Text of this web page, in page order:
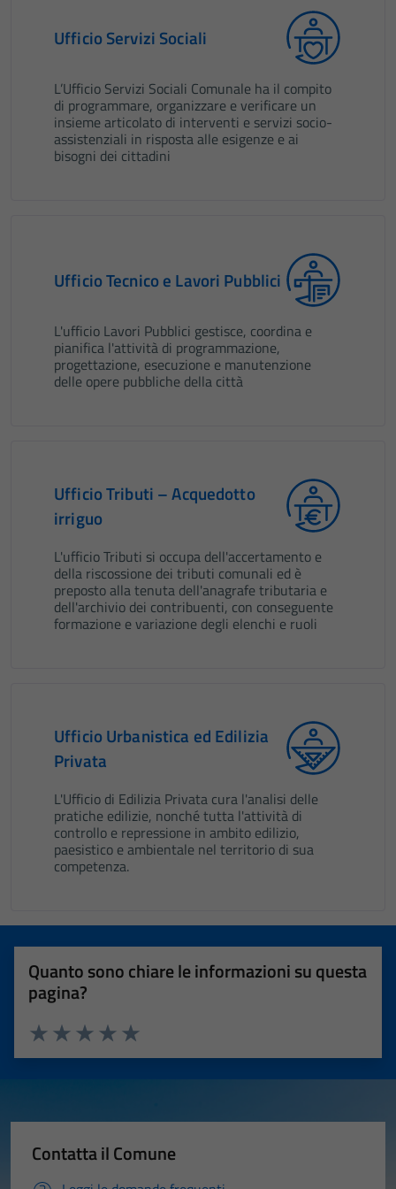
Ufficio Servizi Sociali
L’Ufficio Servizi Sociali Comunale ha il compito
di programmare, organizzare e verificare un
insieme articolato di interventi e servizi socio-
assistenziali in risposta alle esigenze e ai
bisogni dei cittadini
Ufficio Tecnico e Lavori Pubblici
L'ufficio Lavori Pubblici gestisce, coordina e
pianifica l'attività di programmazione,
progettazione, esecuzione e manutenzione
delle opere pubbliche della città
Ufficio Tributi – Acquedotto
irriguo
L'ufficio Tributi si occupa dell'accertamento e
della riscossione dei tributi comunali ed è
preposto alla tenuta dell'anagrafe tributaria e
dell'archivio dei contribuenti, con conseguente
formazione e variazione degli elenchi e ruoli
Ufficio Urbanistica ed Edilizia
Privata
L'Ufficio di Edilizia Privata cura l'analisi delle
pratiche edilizie, nonché tutta l'attività di
controllo e repressione in ambito edilizio,
paesistico e ambientale nel territorio di sua
competenza.
Quanto sono chiare le informazioni su questa
pagina?
Valuta 5 stelle su 5
Valuta 4 stelle su 5
Valuta 3 stelle su 5
Valuta 2 stelle su 5
Valuta 1 stelle su 5
Contatta il Comune